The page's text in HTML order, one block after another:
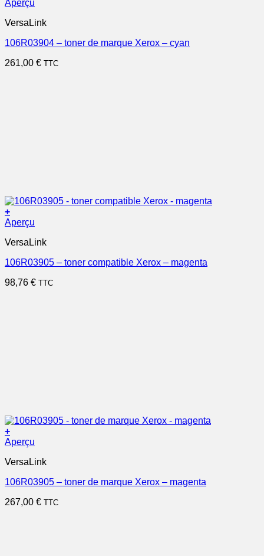
Aperçu
VersaLink
106R03904 – toner de marque Xerox – cyan
261,00 € TTC
+
Aperçu
VersaLink
106R03905 – toner compatible Xerox – magenta
98,76 € TTC
+
Aperçu
VersaLink
106R03905 – toner de marque Xerox – magenta
267,00 € TTC